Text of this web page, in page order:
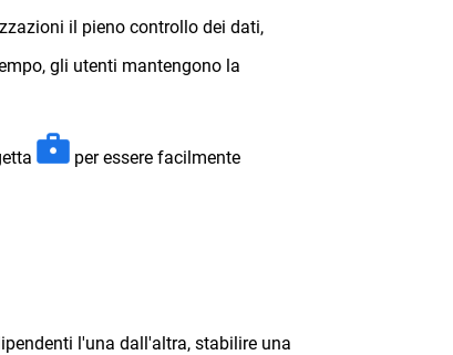
il pieno controllo dei dati,
gli utenti mantengono la
per essere facilmente
l'una dall'altra, stabilire una